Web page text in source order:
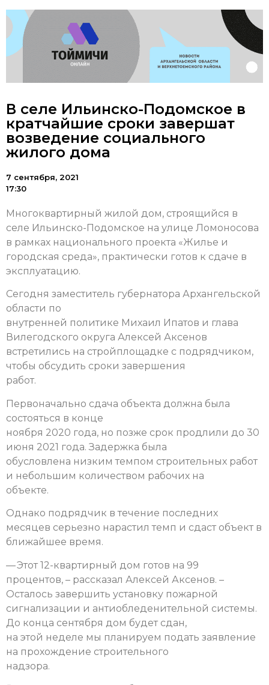
В селе Ильинско-Подомское в
кратчайшие сроки завершат
возведение социального
жилого дома
7 сентября, 2021
17:30
Многоквартирный жилой дом, строящийся в
селе Ильинско-Подомское на улице Ломоносова
в рамках национального проекта «Жилье и
городская среда», практически готов к сдаче в
эксплуатацию.
Сегодня заместитель губернатора Архангельской
области по
внутренней политике Михаил Ипатов и глава
Вилегодского округа Алексей Аксенов
встретились на стройплощадке с подрядчиком,
чтобы обсудить сроки завершения
работ.
Первоначально сдача объекта должна была
состояться в конце
ноября 2020 года, но позже срок продлили до 30
июня 2021 года. Задержка была
обусловлена низким темпом строительных работ
и небольшим количеством рабочих на
объекте.
Однако подрядчик в течение последних
месяцев серьезно нарастил темп и сдаст объект в
ближайшее время.
— Этот 12-квартирный дом готов на 99
процентов, – рассказал Алексей Аксенов. –
Осталось завершить установку пожарной
сигнализации и антиобледенительной системы.
До конца сентября дом будет сдан,
на этой неделе мы планируем подать заявление
на прохождение строительного
надзора.